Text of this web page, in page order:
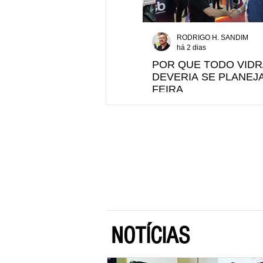
POR QUE TODO
DEVERIA SE
FEIRA
RODRIGO H. SANDIM
há 2 dias
NOTÍCIAS